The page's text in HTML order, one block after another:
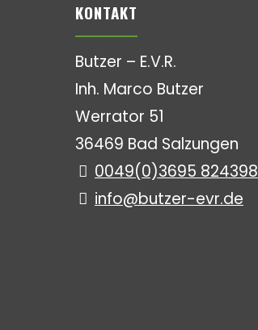
KONTAKT
Butzer – E.V.R.
Inh. Marco Butzer
Werrator 51
36469 Bad Salzungen
0049(0)3695 824398
info@butzer-evr.de